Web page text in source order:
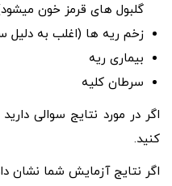
گلبول­ های قرمز خون
زخم ریه­ ها (اغلب به دلیل
بیماری ریه
سرطان کلیه
اگر در مورد نتایج سوالی
کنید.
اگر نتایج آزمایش شما نشان